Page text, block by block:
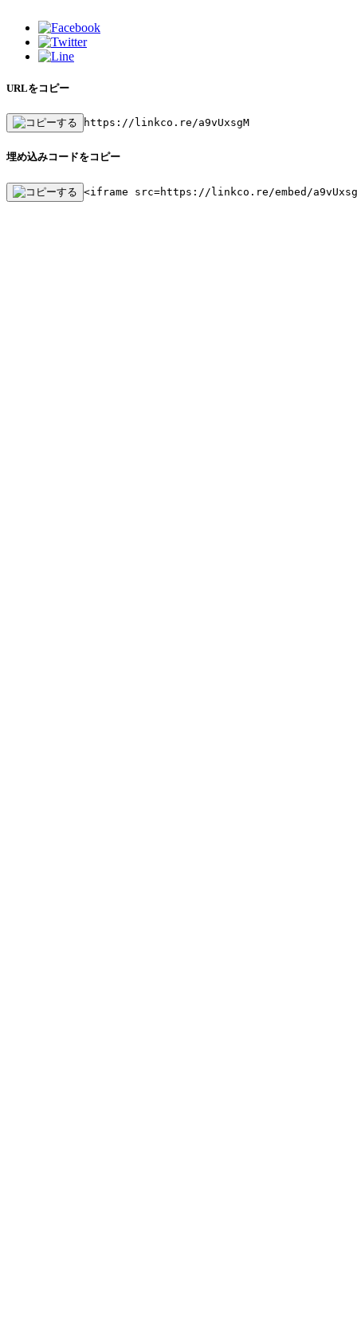
URLをコピー
https://linkco.re/a9vUxsgM
埋め込みコードをコピー
<iframe src=https://linkco.re/embed/